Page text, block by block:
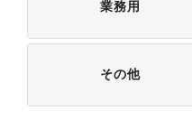
って生じる一切の損害。
業務用
その他